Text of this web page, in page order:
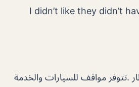
I didn’t like they didn’t
.تتوفر مواقف للسيارات والخدمة